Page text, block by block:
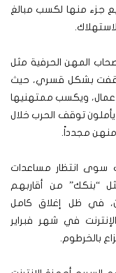
جزء منها لكسب مبالغ
المهن الحرفية مثل
توقفت بشكل قسري، حيث
ويكسب ممتهنيها
توقف الحرب خلال
منهن مجدداً.
سوى انتظار مساعدات
“بنكك” من أقاربهم
في ظل إغلاق كامل
في شهر فبراير
بالخرطوم.